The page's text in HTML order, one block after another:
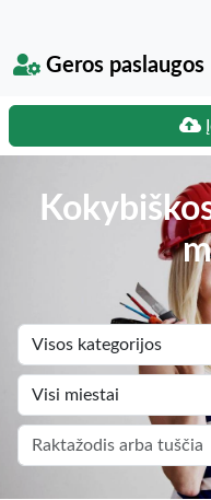
Geros paslaugos